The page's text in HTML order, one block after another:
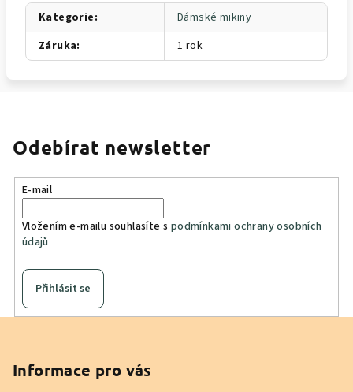
Kategorie:
Dámské mikiny
Záruka: 1 rok
Odebírat newsletter
E-mail
Vložením e-mailu souhlasíte s podmínkami ochrany osobních
údajů
Přihlásit se
Informace pro vás